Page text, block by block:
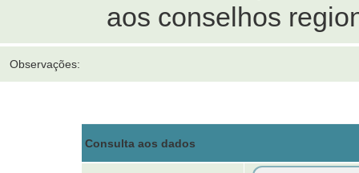
aos conselhos
Observações:
Consulta aos dados